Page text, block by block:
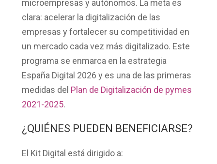
microempresas y autónomos. La meta es
clara: acelerar la digitalización de las
empresas y fortalecer su competitividad en
un mercado cada vez más digitalizado. Este
programa se enmarca en la estrategia
España Digital 2026 y es una de las primeras
medidas del Plan de Digitalización de pymes
2021-2025.
¿QUIÉNES PUEDEN BENEFICIARSE?
El Kit Digital está dirigido a: